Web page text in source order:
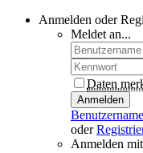
Anmelden oder
Meldet an...
Daten
Anmelden
oder
Anmelden mit